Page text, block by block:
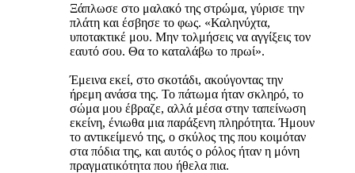
Ξάπλωσε στο μαλακό της στρώμα, γύρισε την
πλάτη και έσβησε το φως. «Καληνύχτα,
υποτακτικέ μου. Μην τολμήσεις να αγγίξεις τον
εαυτό σου. Θα το καταλάβω το πρωί».
Έμεινα εκεί, στο σκοτάδι, ακούγοντας την
ήρεμη ανάσα της. Το πάτωμα ήταν σκληρό, το
σώμα μου έβραζε, αλλά μέσα στην ταπείνωση
εκείνη, ένιωθα μια παράξενη πληρότητα. Ήμουν
το αντικείμενό της, ο σκύλος της που κοιμόταν
στα πόδια της, και αυτός ο ρόλος ήταν η μόνη
πραγματικότητα που ήθελα πια.